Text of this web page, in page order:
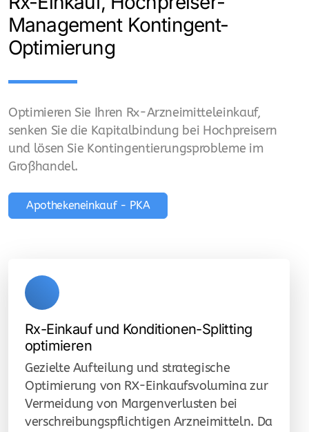
Management Kontingent-
Optimierung
Optimieren Sie Ihren Rx-Arzneimitteleinkauf,
senken Sie die Kapitalbindung bei Hochpreisern
und lösen Sie Kontingentierungsprobleme im
Großhandel.
Apothekeneinkauf - PKA
Rx-Einkauf und Konditionen-Splitting
optimieren
Gezielte Aufteilung und strategische
Optimierung von RX-Einkaufsvolumina zur
Vermeidung von Margenverlusten bei
verschreibungspflichtigen Arzneimitteln. Da